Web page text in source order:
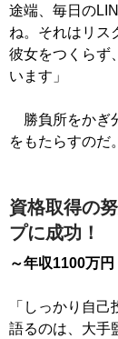
途端、毎日の
ね。それはリス
彼女をつくらず
います」
勝負所をかぎ
をもたらすのだ。
資格取得の
プに成功！
～年収1100万
「しっかり自
語るのは、大手